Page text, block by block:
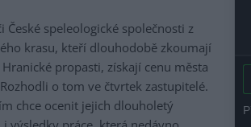
České speleologické společnosti z
krasu, kteří dlouhodobě zkoumají
propasti, získají cenu města
o tom ve čtvrtek zastupitelé.
chce ocenit jejich dlouholetý